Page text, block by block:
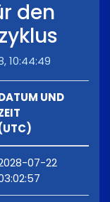
den
10:44:49
UND
07-22